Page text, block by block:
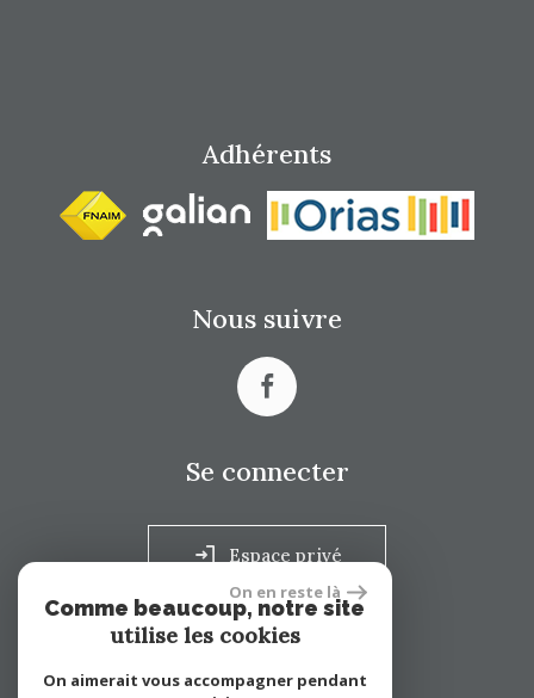
Adhérents
Nous suivre
Se connecter
Espace privé
réalisé par
On en reste là
Comme beaucoup, notre site
utilise les cookies
On aimerait vous accompagner pendant